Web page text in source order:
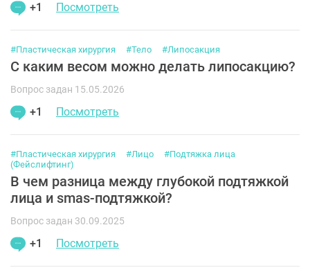
+1 Посмотреть
#Пластическая хирургия #Тело #Липосакция
С каким весом можно делать липосакцию?
Вопрос задан 15.05.2026
+1 Посмотреть
#Пластическая хирургия #Лицо
#Подтяжка лица
(Фейслифтинг)
В чем разница между глубокой подтяжкой
лица и smas-подтяжкой?
Вопрос задан 30.09.2025
+1 Посмотреть